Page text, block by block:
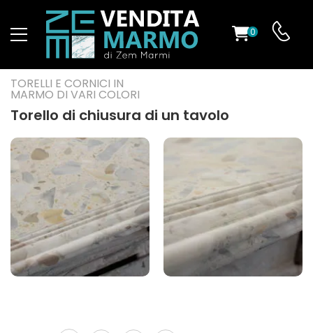
0
TORELLI E CORNICI IN
MARMO DI VARI COLORI
Torello di chiusura di un tavolo